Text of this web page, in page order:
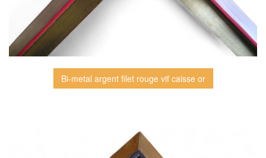
Bi-metal argent filet rouge vif caisse or